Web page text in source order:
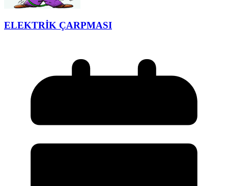
ELEKTRİK ÇARPMASI